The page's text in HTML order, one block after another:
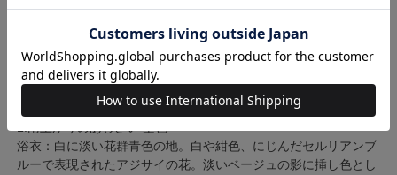
※帯は作り帯ではありません。ご自身で結んでいただく帯となり
ます。
【色柄】
※2025年8月18日一部新コーデになりました。
浴衣：白に淡い花群青色の地。白や紺色、にじんだセルリアンブ
ルーで表現されたアジサイの花。淡いベージュの影に挿し色とし